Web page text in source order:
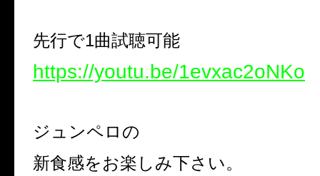
先行で1曲試聴可能
https://youtu.be/1evxac2oNKo
ジュンペロの
新食感をお楽しみ下さい。